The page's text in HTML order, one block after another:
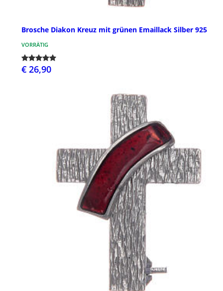
Brosche Diakon Kreuz mit grünen Emaillack Silber 925
VORRÄTIG
€ 26,90